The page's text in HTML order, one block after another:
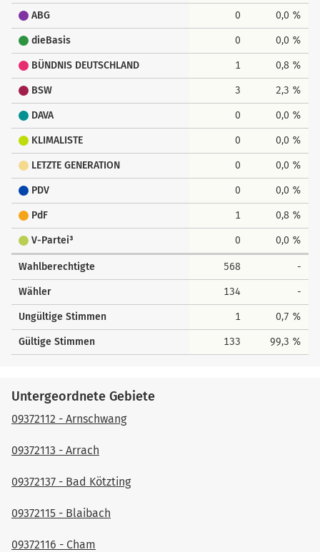
ABG 0 0,0 %
dieBasis 0 0,0 %
BÜNDNIS DEUTSCHLAND 1 0,8 %
BSW 3 2,3 %
DAVA 0 0,0 %
KLIMALISTE 0 0,0 %
LETZTE GENERATION 0 0,0 %
PDV 0 0,0 %
PdF 1 0,8 %
V-Partei³ 0 0,0 %
Wahlberechtigte 568 -
Wähler 134 -
Ungültige Stimmen 1 0,7 %
Gültige Stimmen 133 99,3 %
Untergeordnete Gebiete
09372112 - Arnschwang
09372113 - Arrach
09372137 - Bad Kötzting
09372115 - Blaibach
09372116 - Cham